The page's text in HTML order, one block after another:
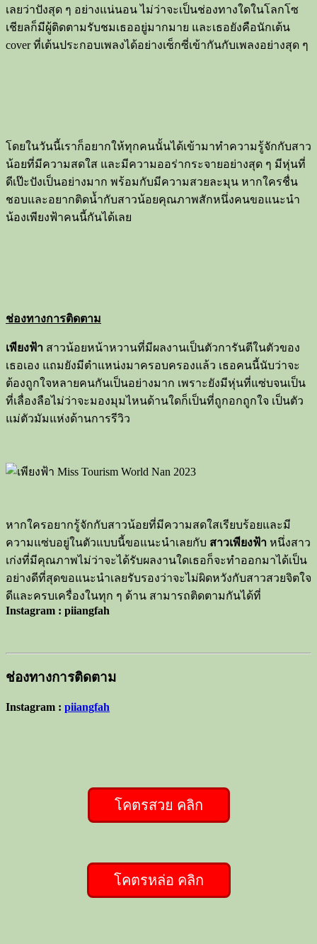
เลยว่าปังสุด ๆ อย่างแน่นอน ไม่ว่าจะเป็นช่องทางใดในโลกโซ
เชียลก็มีผู้ติดตามรับชมเธออยู่มากมาย และเธอยังคือนักเต้น
cover ที่เต้นประกอบเพลงได้อย่างเซ็กซี่เข้ากันกับเพลงอย่างสุด ๆ
โดยในวันนี้เราก็อยากให้ทุกคนนั้นได้เข้ามาทำความรู้จักกับสาว
น้อยที่มีความสดใส และมีความออร่ากระจายอย่างสุด ๆ มีหุ่นที่
ดีเป๊ะปังเป็นอย่างมาก พร้อมกับมีความสวยละมุน หากใครชื่น
ชอบและอยากติดน้ำกับสาวน้อยคุณภาพสักหนึ่งคนขอแนะนำ
น้องเพียงฟ้าคนนี้กันได้เลย
ช่องทางการติดตาม
เพียงฟ้า สาวน้อยหน้าหวานที่มีผลงานเป็นตัวการันตีในตัวของ
เธอเอง แถมยังมีตำแหน่งมาครอบครองแล้ว เธอคนนี้นับว่าจะ
ต้องถูกใจหลายคนกันเป็นอย่างมาก เพราะยังมีหุ่นที่แซ่บจนเป็น
ที่เลื่องลือไม่ว่าจะมองมุมไหนด้านใดก็เป็นที่ถูกอกถูกใจ เป็นตัว
แม่ตัวมัมแห่งด้านการรีวิว
หากใครอยากรู้จักกับสาวน้อยที่มีความสดใสเรียบร้อยและมี
ความแซ่บอยู่ในตัวแบบนี้ขอแนะนำเลยกับ สาวเพียงฟ้า หนึ่งสาว
เก่งที่มีคุณภาพไม่ว่าจะได้รับผลงานใดเธอก็จะทำออกมาได้เป็น
อย่างดีที่สุดขอแนะนำเลยรับรองว่าจะไม่ผิดหวังกับสาวสวยจิตใจ
ดีและครบเครื่องในทุก ๆ ด้าน สามารถติดตามกันได้ที่
Instagram : piiangfah
ช่องทางการติดตาม
Instagram : piiangfah
โคตรสวย คลิก
โคตรหล่อ คลิก